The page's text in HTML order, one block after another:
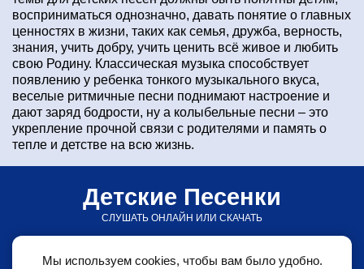
восприниматься однозначно, давать понятие о главных
ценностях в жизни, таких как семья, дружба, верность,
знания, учить добру, учить ценить всё живое и любить
свою Родину. Классическая музыка способствует
появлению у ребенка тонкого музыкального вкуса,
веселые ритмичные песни поднимают настроение и
дают заряд бодрости, ну а колыбельные песни – это
укрепление прочной связи с родителями и память о
тепле и детстве на всю жизнь.
Детские Песенки
СЛУШАТЬ ОНЛАЙН ИЛИ СКАЧАТЬ
Мы используем cookies, чтобы вам было удобно.